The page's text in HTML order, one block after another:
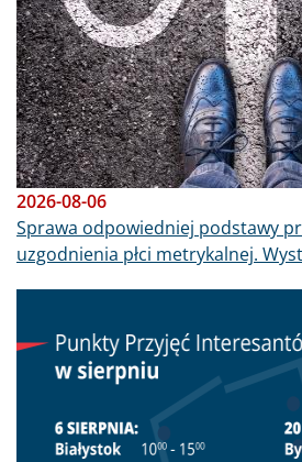
2026-08-06
Sprawa odpowiedniej podstawy
uzgodnienia płci metrykalnej.